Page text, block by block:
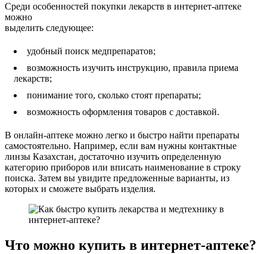
Среди особенностей покупки лекарств в интернет-аптеке
можно
выделить следующее:
удобный поиск медпрепаратов;
возможность изучить инструкцию, правила приема
лекарств;
понимание того, сколько стоят препараты;
возможность оформления товаров с доставкой.
В онлайн-аптеке можно легко и быстро найти препараты
самостоятельно. Например, если вам нужны контактные
линзы Казахстан, достаточно изучить определенную
категорию приборов или вписать наименование в строку
поиска. Затем вы увидите предложенные варианты, из
которых и сможете выбрать изделия.
Что можно купить в интернет-аптеке?